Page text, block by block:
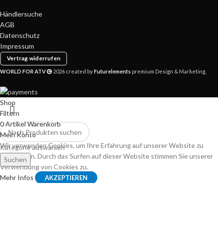
Händlersuche
AGB
Datenschutz
Impressum
Vertrag widerrufen
WORLD FOR ATV 2026 created byFuturelements premium Design & Marketing.
Kategorie auswählen
Suchen
Shop
Filtern
0ArtikelWarenkorb
Mein Konto
Wir verwenden Cookies, um Ihre Erfahrung auf unserer Website zu
verbessern. Durch das Surfen auf dieser Website stimmen Sie unserer
Verwendung von Cookies zu.
Mehr Infos
AKZEPTIEREN